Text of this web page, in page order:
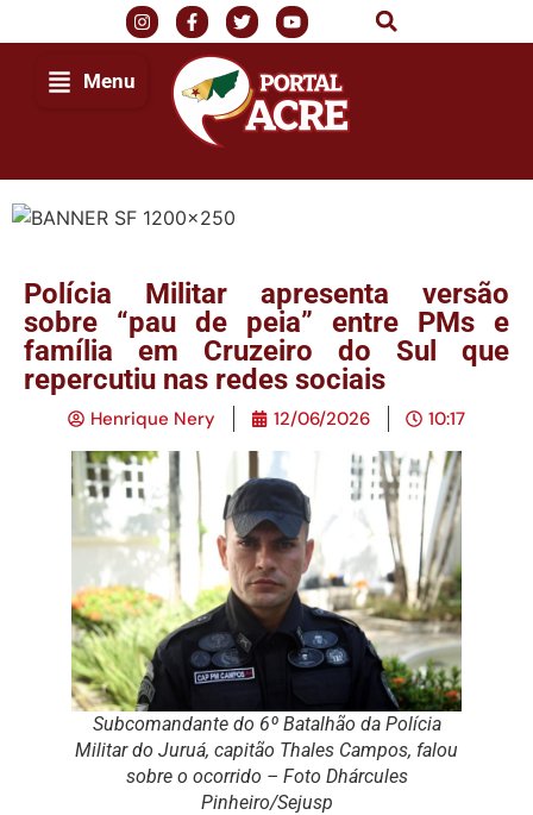
Menu
Polícia Militar apresenta versão
sobre “pau de peia” entre PMs e
família em Cruzeiro do Sul que
repercutiu nas redes sociais
Henrique Nery 12/06/2026 10:17
Subcomandante do 6º Batalhão da Polícia
Militar do Juruá, capitão Thales Campos, falou
sobre o ocorrido – Foto Dhárcules
Pinheiro/Sejusp